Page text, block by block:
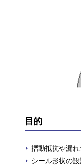
目的
摺動抵抗や漏
シール形状の設